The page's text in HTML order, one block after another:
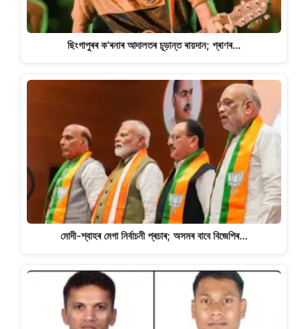
ছিংগাপুৰৰ ক'ৰনাৰ আদালতৰ চূড়ান্ত ৰায়দান; প্ৰাণৰ…
মোদী-শ্বাহৰ মেগা নিৰ্বাচনী প্ৰচাৰ; অসমৰ বাবে বিজেপিৰ…